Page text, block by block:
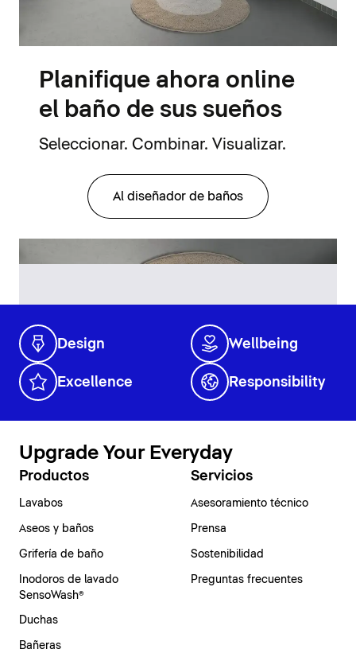
Planifique ahora online
el baño de sus sueños
Seleccionar. Combinar. Visualizar.
Al diseñador de baños
Design Wellbeing
Excellence Responsibility
Upgrade Your Everyday
Productos
Lavabos
Aseos y baños
Grifería de baño
Inodoros de lavado
SensoWash®
Duchas
Bañeras
Servicios
Asesoramiento técnico
Prensa
Sostenibilidad
Preguntas frecuentes